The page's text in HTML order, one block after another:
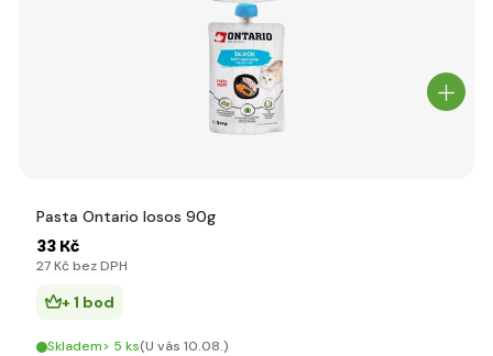
Pasta Ontario losos 90g
33 Kč
27 Kč bez DPH
+ 1 bod
Skladem> 5 ks(U vás 10.08.)